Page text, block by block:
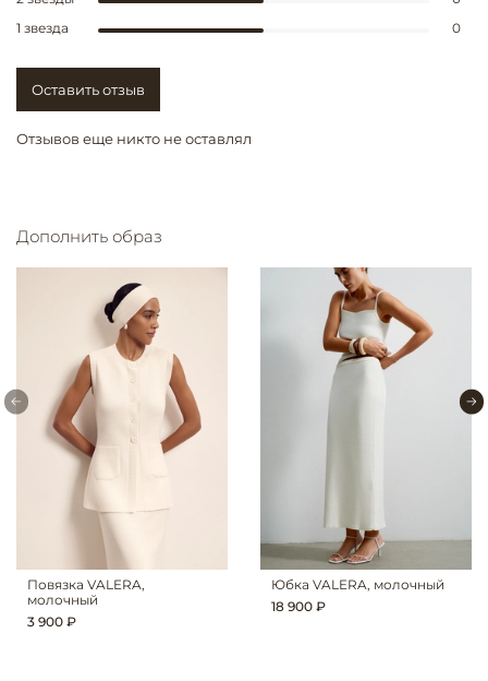
Отзывов еще никто не оставлял
1 звезда
0
Оставить отзыв
Дополнить образ
Повязка VALERA,
молочный
3 900 ₽
Юбка VALERA, молочный
18 900 ₽